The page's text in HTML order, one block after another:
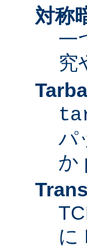
対称
一
究
パ
か
に